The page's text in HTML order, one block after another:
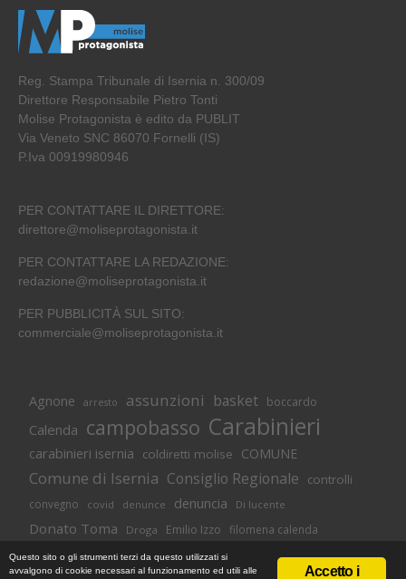
Reg. Stampa Tribunale di Isernia n. 300/09
Direttore Responsabile Pietro Tonti
Molise Protagonista è edito da PUBLIT
Via Veneto SNC 86070 Fornelli (IS)
P.Iva 00919980946
PER CONTATTARE IL DIRETTORE:
direttore@moliseprotagonista.it
PER CONTATTARE LA REDAZIONE:
redazione@moliseprotagonista.it
PER PUBBLICITÀ SUL SITO:
commerciale@moliseprotagonista.it
Agnone arresto assunzioni basket boccardo
Calenda campobasso Carabinieri
carabinieri isernia coldiretti molise COMUNE
Comune di Isernia Consiglio Regionale controlli
convegno covid denunce denuncia Di lucente
Donato Toma Droga Emilio Izzo filomena calenda
Isernia lavoro M5S magnolia molise
Accetto i
Questo sito o gli strumenti terzi da questo utilizzati si
avvalgono di cookie necessari al funzionamento ed utili alle